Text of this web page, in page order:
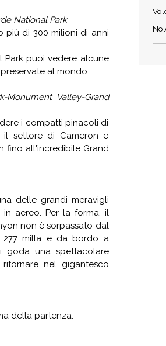
National Park
più di 300 milioni di anni
Park puoi vedere alcune
al mondo.
Valley-Grand
i compatti pinacoli di
il settore di Cameron e
fino all'incredibile Grand
delle grandi meravigli
aereo. Per la forma, il
non è sorpassato dal
277 milla e da bordo a
goda una spettacolare
nel gigantesco
della partenza.